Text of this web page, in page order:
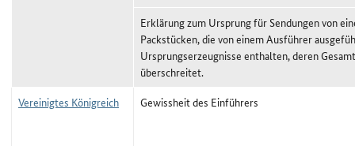
Erklärung zum Ursprung für Sendungen von
Packstücken, die von einem Ausführer
Ursprungserzeugnisse enthalten, deren
überschreitet.
Vereinigtes Königreich
Gewissheit des Einführers